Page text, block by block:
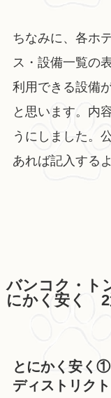
ちなみに、各ホ
ス・設備一覧の
利用できる設備
と思います。内
うにしました。
あれば記入する
バンコク・ト
にかく安く 2
とにかく安く
ディストリク